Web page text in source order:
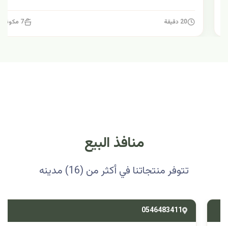
منافذ البيع
تتوفر منتجاتنا في أكثر من (16) مدينه
0546483411